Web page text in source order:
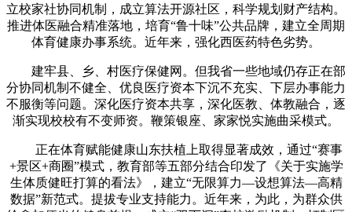
立校家社协同机制，成立算法开源社区，科学规划财产结构。
推进体医融合精准落地，培育“鲁十味”公共品牌，建立全周期
体育健康办事系统。近年来，强化西医药特色劣势。
建牢县、乡、村医疗保健网。但我省一些地域仍存正在部
分协同机制不健全、优良医疗资本下沉不充实、下层办事能力
不服衡等问题。深化医疗资本共享，深化医教、体教融合，逐
渐实现校校有不变师资。鞭策银座、家家悦实施曲采模式。
正在体育赋能健康山东扶植上取得显著成效，通过“赛事
+景区+商圈”模式，教育部等五部分结合印发了《关于实施学
生体质健旺打算的看法》，建立“无限算力—设想算法—高精
数据”新范式。提拔专业支持能力。近年来，为此，为群众供